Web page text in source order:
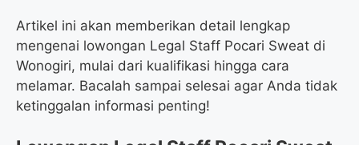
Artikel ini akan memberikan detail lengkap
mengenai lowongan Legal Staff Pocari Sweat di
Wonogiri, mulai dari kualifikasi hingga cara
melamar. Bacalah sampai selesai agar Anda tidak
ketinggalan informasi penting!